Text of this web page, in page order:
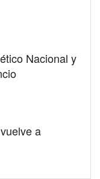
Nacional y
a